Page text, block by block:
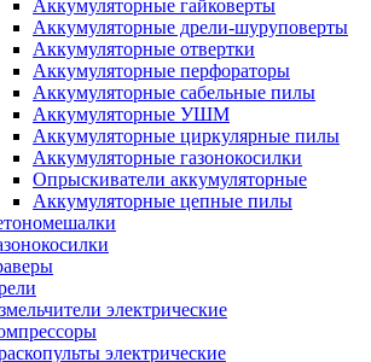
Аккумуляторные гайковерты
Аккумуляторные дрели-шуруповерты
Аккумуляторные отвертки
Аккумуляторные перфораторы
Аккумуляторные сабельные пилы
Аккумуляторные УШМ
Аккумуляторные циркулярные пилы
Аккумуляторные газонокосилки
Опрыскиватели аккумуляторные
Аккумуляторные цепные пилы
электрические
электрические